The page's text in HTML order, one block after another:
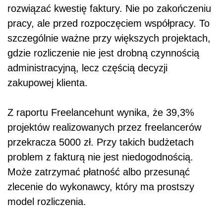
rozwiązać kwestię faktury. Nie po zakończeniu
pracy, ale przed rozpoczęciem współpracy. To
szczególnie ważne przy większych projektach,
gdzie rozliczenie nie jest drobną czynnością
administracyjną, lecz częścią decyzji
zakupowej klienta.
Z raportu Freelancehunt wynika, że 39,3%
projektów realizowanych przez freelancerów
przekracza 5000 zł. Przy takich budżetach
problem z fakturą nie jest niedogodnością.
Może zatrzymać płatność albo przesunąć
zlecenie do wykonawcy, który ma prostszy
model rozliczenia.